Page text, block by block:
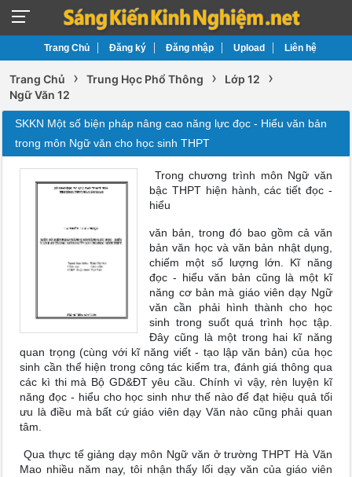
Trang Chủ Đăng ký Đăng nhập Upload Liên hệ
Trang Chủ › Trung Học Phổ Thông › Lớp 12 ›
Ngữ Văn 12
SKKN Một số biện pháp nâng cao năng lực đọc - Hiểu văn bản
trong môn Ngữ văn cho học sinh THPT
Trong chương trình môn Ngữ văn
bậc THPT hiện hành, các tiết đọc -
hiểu
văn bản, trong đó bao gồm cả văn
bản văn học và văn bản nhật dụng,
chiếm một số lượng lớn. Kĩ năng
đọc - hiểu văn bản cũng là một kĩ
năng cơ bản mà giáo viên dạy Ngữ
văn cần phải hình thành cho học
sinh trong suốt quá trình học tập.
Đây cũng là một trong hai kĩ năng
quan trọng (cùng với kĩ năng viết - tạo lập văn bản) của học
sinh cần thể hiện trong công tác kiểm tra, đánh giá thông qua
các kì thi mà Bộ GD&ĐT yêu cầu. Chính vì vậy, rèn luyện kĩ
năng đọc - hiểu cho học sinh như thế nào để đạt hiệu quả tối
ưu là điều mà bất cứ giáo viên dạy Văn nào cũng phải quan
tâm.
Qua thực tế giảng dạy môn Ngữ văn ở trường THPT Hà Văn
Mao nhiều năm nay, tôi nhận thấy lối dạy văn của giáo viên